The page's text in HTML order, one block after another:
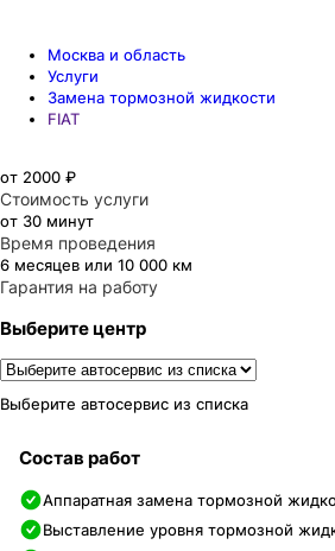
Москва и область
Услуги
Замена тормозной жидкости
FIAT
от 2000 ₽
Стоимость услуги
от 30 минут
Время проведения
6 месяцев или 10 000 км
Гарантия на работу
Выберите центр
Выберите автосервис из списка
Состав работ
Аппаратная замена тормозной
Выставление уровня тормозной